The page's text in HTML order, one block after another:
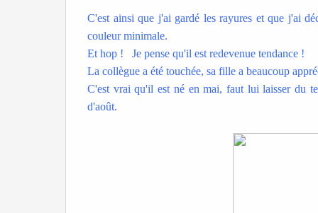
C'est ainsi que j'ai gardé les rayures et que j'ai
couleur minimale.
Et hop ! Je pense qu'il est redevenue tendance !
La collègue a été touchée, sa fille a beaucoup
C'est vrai qu'il est né en mai, faut lui laisser du
d'août.